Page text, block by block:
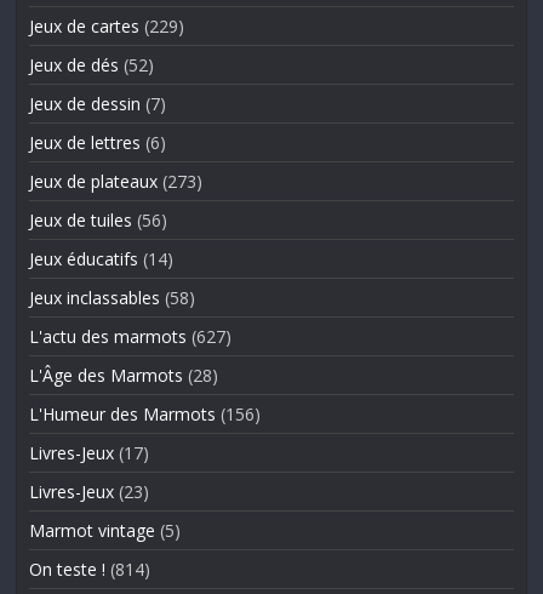
Jeux de cartes (229)
Jeux de dés (52)
Jeux de dessin (7)
Jeux de lettres (6)
Jeux de plateaux (273)
Jeux de tuiles (56)
Jeux éducatifs (14)
Jeux inclassables (58)
L'actu des marmots (627)
L'Âge des Marmots (28)
L'Humeur des Marmots (156)
Livres-Jeux (17)
Livres-Jeux (23)
Marmot vintage (5)
On teste ! (814)